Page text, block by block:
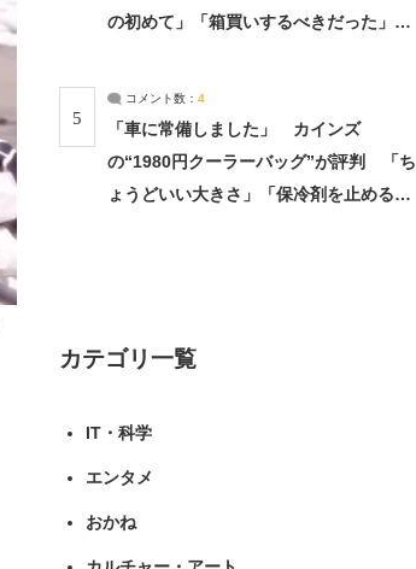
の初めて」「箱買いするべきだった」
5
コメント数： 4
「車に常備しました」 カインズ
の“1980円クーラーバッグ”が評判 「ち
ょうどいい大きさ」「保冷剤を止めるベ
カテゴリ一覧
IT・科学
エンタメ
おかね